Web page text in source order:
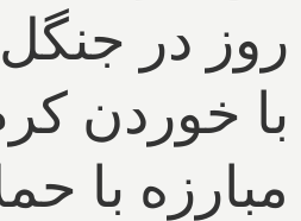
روز در
با خوردن
مبارزه با